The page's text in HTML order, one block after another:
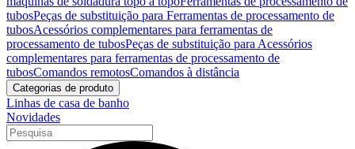
tubosPeças de substituição para Ferramentas de processamento de
tubosAcessórios complementares para ferramentas de
processamento de tubosPeças de substituição para Acessórios
complementares para ferramentas de processamento de
tubosComandos remotosComandos à distância
Categorias de produto
Linhas de casa de banho
Novidades